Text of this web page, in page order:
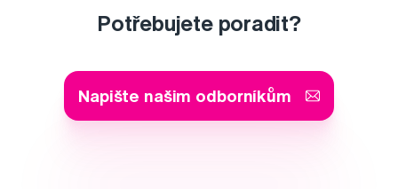
Potřebujete poradit?
Napište našim odborníkům